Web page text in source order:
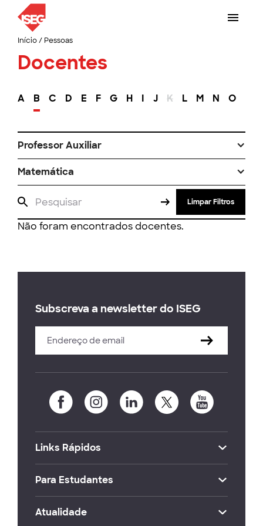
Início/ Pessoas
Docentes
A B C D E F G H I J K L M N O
Professor Auxiliar
Matemática
Limpar Filtros
Não foram encontrados docentes.
Subscreva a newsletter do ISEG
Links Rápidos
Para Estudantes
Atualidade